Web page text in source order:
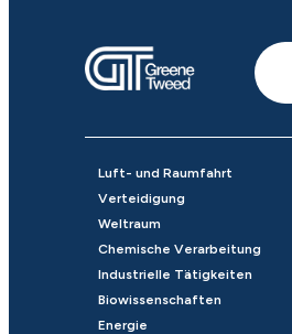
Luft- und Raumfahrt
Verteidigung
Weltraum
Chemische Verarbeitung
Industrielle Tätigkeiten
Biowissenschaften
Energie